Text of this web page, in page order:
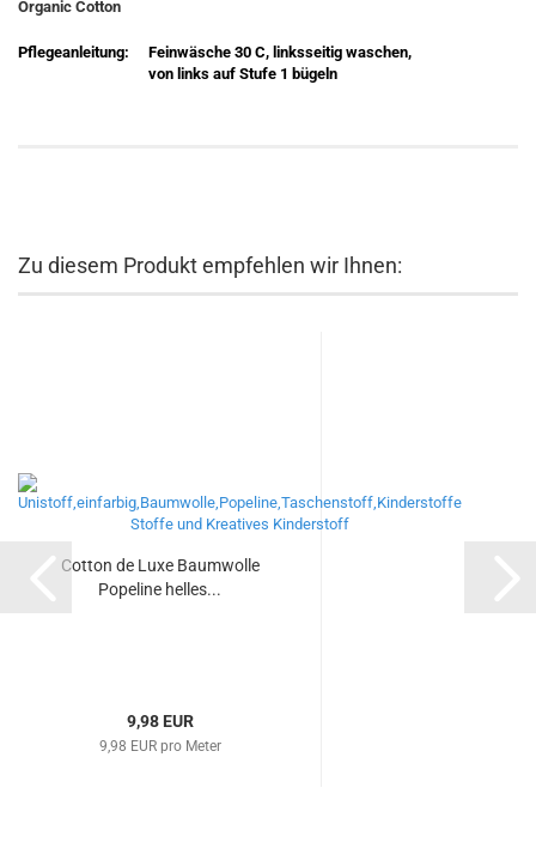
Organic Cotton
Pflegeanleitung:
Feinwäsche 30 C, linksseitig waschen,
von links auf Stufe 1 bügeln
Zu diesem Produkt empfehlen wir Ihnen:
Cotton de Luxe Baumwolle
Popeline helles...
9,98 EUR
9,98 EUR pro Meter